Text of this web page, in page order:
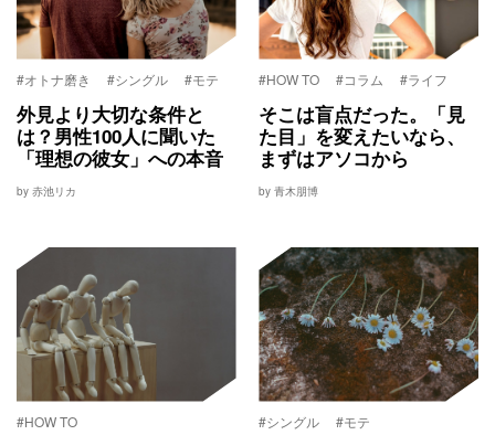
#オトナ磨き #シングル #モテ
外見より大切な条件と
は？男性100人に聞いた
「理想の彼女」への本音
by 赤池リカ
#HOW TO #コラム #ライフ
そこは盲点だった。「見
た目」を変えたいなら、
まずはアソコから
by 青木朋博
#HOW TO #シングル #モテ